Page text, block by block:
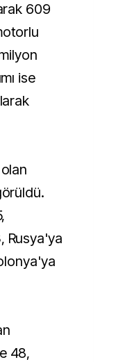
609
ise
Rusya'ya
48,